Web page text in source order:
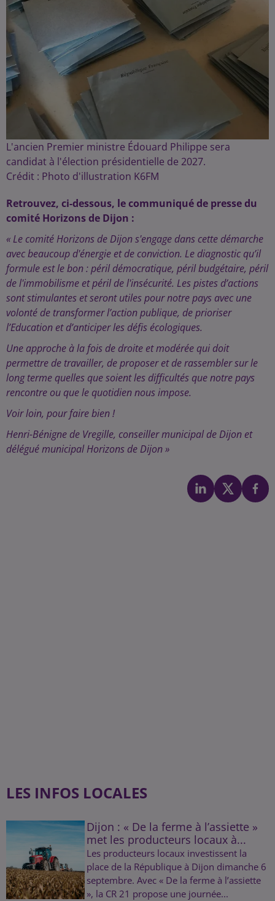
L'ancien Premier ministre Édouard Philippe sera
candidat à l'élection présidentielle de 2027.
Crédit : Photo d'illustration K6FM
Retrouvez, ci-dessous, le communiqué de presse du
comité Horizons de Dijon :
« Le comité Horizons de Dijon s'engage dans cette démarche
avec beaucoup d'énergie et de conviction. Le diagnostic qu’il
formule est le bon : péril démocratique, péril budgétaire, péril
de l'immobilisme et péril de l'insécurité. Les pistes d’actions
sont stimulantes et seront utiles pour notre pays avec une
volonté de transformer l’action publique, de prioriser
l’Education et d’anticiper les défis écologiques.
Une approche à la fois de droite et modérée qui doit
permettre de travailler, de proposer et de rassembler sur le
long terme quelles que soient les difficultés que notre pays
rencontre ou que le quotidien nous impose.
Voir loin, pour faire bien !
Henri-Bénigne de Vregille, conseiller municipal de Dijon et
délégué municipal Horizons de Dijon »
LES INFOS LOCALES
Dijon : « De la ferme à l’assiette »
met les producteurs locaux à...
Les producteurs locaux investissent la
place de la République à Dijon dimanche 6
septembre. Avec « De la ferme à l’assiette
», la CR 21 propose une journée...